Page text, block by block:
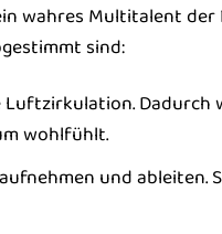
wahres Multitalent
sind:
Dadurch
wohlfühlt.
und ableiten.